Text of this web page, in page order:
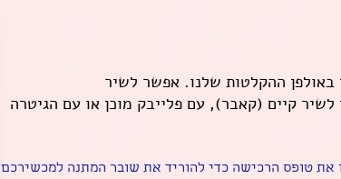
באולפן ההקלטות שלנו. אפשר לשיר
לשיר קיים (קאבר), עם פלייבק מוכן או עם הגיטרה
את טופס הרכישה כדי להוריד את שובר המתנה למכשירכם